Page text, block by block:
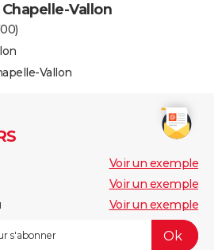
Vallon
Vallon
Voir un exemple
Voir un exemple
Voir un exemple